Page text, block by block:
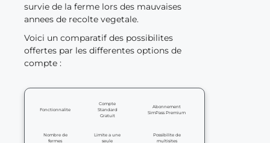
survie de la ferme lors des mauvaises
annees de recolte vegetale.
Voici un comparatif des possibilites
offertes par les differentes options de
compte :
Fonctionnalite
Compte
Standard
Gratuit
Abonnement
SimPass Premium
Nombre de
fermes
Limite a une
seule
Possibilite de
multisites